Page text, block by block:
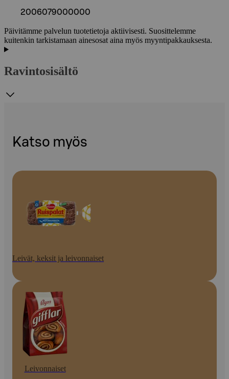
2006079000000
Päivitämme palvelun tuotetietoja aktiivisesti. Suosittelemme
kuitenkin tarkistamaan ainesosat aina myös myyntipakkauksesta.
Ravintosisältö
Katso myös
Leivät, keksit ja leivonnaiset
Leivonnaiset